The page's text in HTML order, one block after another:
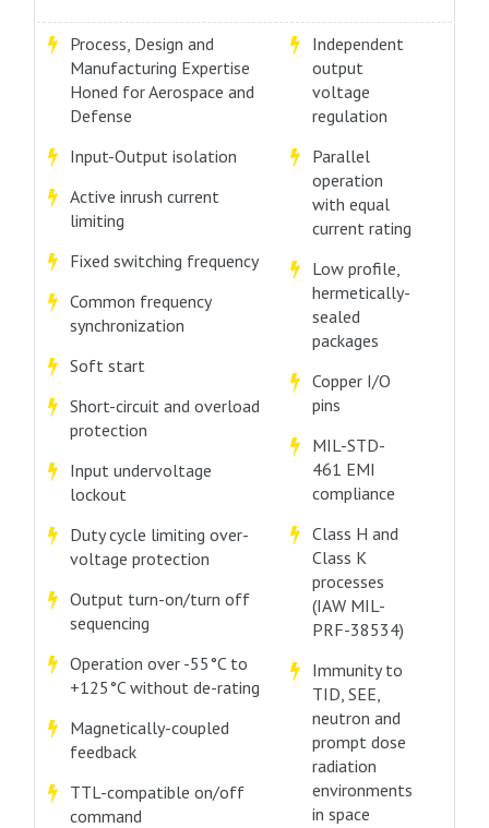
Process, Design and
Manufacturing Expertise
Honed for Aerospace and
Defense
Input-Output isolation
Active inrush current
limiting
Fixed switching frequency
Common frequency
synchronization
Soft start
Short-circuit and overload
protection
Input undervoltage
lockout
Duty cycle limiting over-
voltage protection
Output turn-on/turn off
sequencing
Operation over -55°C to
+125°C without de-rating
Magnetically-coupled
feedback
TTL-compatible on/off
command
Independent
output
voltage
regulation
Parallel
operation
with equal
current rating
Low profile,
hermetically-
sealed
packages
Copper I/O
pins
MIL-STD-
461 EMI
compliance
Class H and
Class K
processes
(IAW MIL-
PRF-38534)
Immunity to
TID, SEE,
neutron and
prompt dose
radiation
environments
in space